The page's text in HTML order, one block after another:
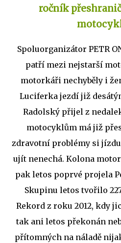
ročník
Spoluorganizátor PETR
patří mezi nejstarší
motorkáři nechyběly i
Luciferka jezdí již
Radolský přijel z
motocyklům má již
zdravotní problémy si
ujít nenechá. Kolona
pak letos poprvé projela
Skupinu letos tvořilo
Rekord z roku 2012, kdy
tak ani letos překonán
přítomných na náladě